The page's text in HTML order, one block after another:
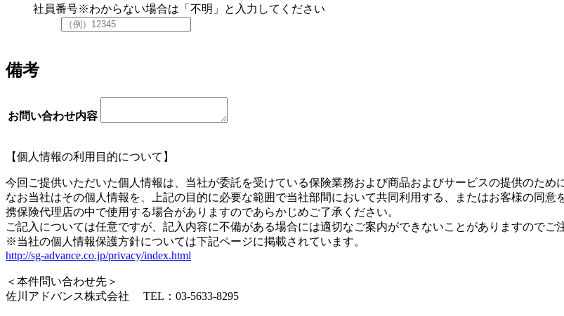
社員番号※わからない場合は「不明」と入力してください
備考
お問い合わせ内容
【個人情報の利用目的について】
今回ご提供いただいた個人情報は、当社が委託を受けている保険業務および商品およびサービスの提供のため
なお当社はその個人情報を、上記の目的に必要な範囲で当社部間において共同利用する、またはお客様の同
携保険代理店の中で使用する場合がありますのであらかじめご了承ください。
ご記入については任意ですが、記入内容に不備がある場合には適切なご案内ができないことがありますのでご
※当社の個人情報保護方針については下記ページに掲載されています。
http://sg-advance.co.jp/privacy/index.html
＜本件問い合わせ先＞
佐川アドバンス株式会社 TEL：03-5633-8295